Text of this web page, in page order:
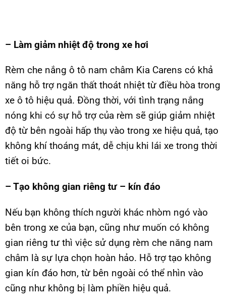
– Làm giảm nhiệt độ trong xe hơi
Rèm che nắng ô tô nam châm Kia Carens có khả
năng hỗ trợ ngăn thất thoát nhiệt từ điều hòa trong
xe ô tô hiệu quả. Đồng thời, với tình trạng nắng
nóng khi có sự hỗ trợ của rèm sẽ giúp giảm nhiệt
độ từ bên ngoài hấp thụ vào trong xe hiệu quả, tạo
không khí thoáng mát, dễ chịu khi lái xe trong thời
tiết oi bức.
– Tạo không gian riêng tư – kín đáo
Nếu bạn không thích người khác nhòm ngó vào
bên trong xe của bạn, cũng như muốn có không
gian riêng tư thì việc sử dụng rèm che năng nam
châm là sự lựa chọn hoàn hảo. Hỗ trợ tạo không
gian kín đáo hơn, từ bên ngoài có thể nhìn vào
cũng như không bị làm phiền hiệu quả.